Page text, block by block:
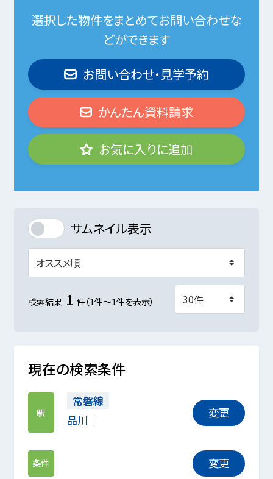
選択した物件をまとめてお問い合わせな
どができます
お問い合わせ・見学予約
かんたん資料請求
お気に入りに追加
サムネイル表示
検索結果 1 件（1件～1件を表示）
現在の検索条件
駅
常磐線
品川
変更
条件 変更